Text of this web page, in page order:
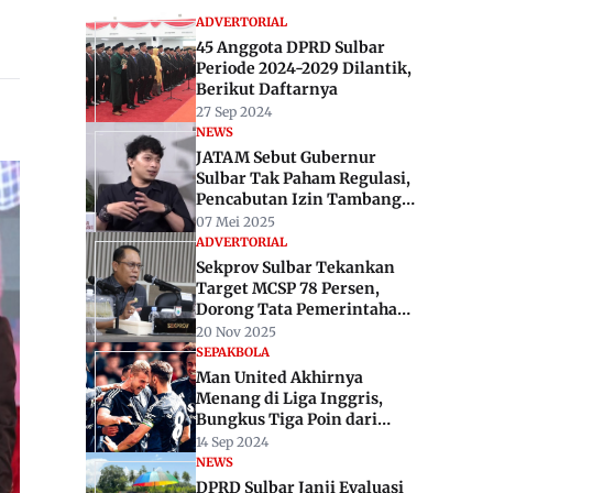
ADVERTORIAL
45 Anggota DPRD Sulbar
Periode 2024-2029 Dilantik,
Berikut Daftarnya
27 Sep 2024
NEWS
JATAM Sebut Gubernur
Sulbar Tak Paham Regulasi,
Pencabutan Izin Tambang
Tak Harus ke PTUN
07 Mei 2025
ADVERTORIAL
Sekprov Sulbar Tekankan
Target MCSP 78 Persen,
Dorong Tata Pemerintahan
Lebih Akuntabel
20 Nov 2025
SEPAKBOLA
Man United Akhirnya
Menang di Liga Inggris,
Bungkus Tiga Poin dari
Markas Southampton
14 Sep 2024
NEWS
DPRD Sulbar Janji Evaluasi